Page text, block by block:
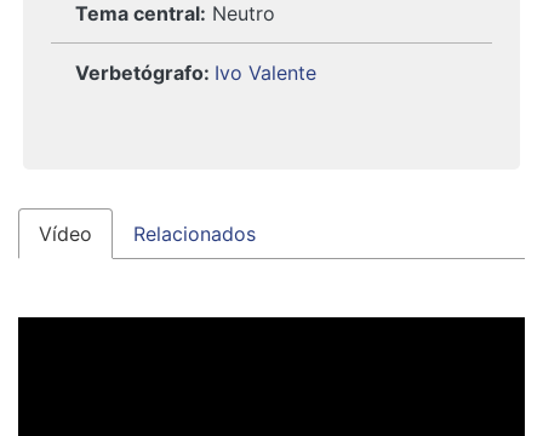
Tema central: Neutro
Verbetógrafo: Ivo Valente
Vídeo Relacionados